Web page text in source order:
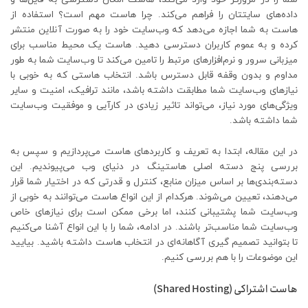
داده‌های سایتتان را فراهم می‌کند. چرا هاست مهم است؟ استفاده از
هاست به شما اجازه می‌دهد که وب‌سایت خود را به صورت آنلاین منتشر
کرده و به عموم کاربران دسترسی دهید. هاست یک محیط مناسب برای
میزبانی سرور و نرم‌افزارهای مرتبط را تامین می‌کند تا وب‌سایت شما به طور
مداوم و بدون وقفه قابل دسترس باشد. انتخاب هاستی که به خوبی با
نیازهای وب‌سایت شما مطابقت داشته باشد، مانند ترافیک، امنیت و سایر
ویژگی‌های مورد نیاز، می‌تواند تاثیر زیادی در کارآیی و موفقیت وب‌سایت
شما داشته باشد.
در این مقاله، ابتدا به تعریف و کاربردهای هاست می‌پردازیم و سپس به
بررسی پنج دسته اصلی هاستینگ در دنیای وب می‌پیوندیم. این
دسته‌بندی‌ها بر اساس میزان منابع، کنترل و قدرتی که در اختیار شما قرار
می‌دهند، تعیین می‌شوند. هرکدام از این انواع هاست می‌توانند به خوبی از
وب‌سایت شما پشتیبانی کنند، اما برخی ممکن است برای نیازهای خاص
وب‌سایت شما مناسب‌تر باشند. در ادامه، شما را با این انواع آشنا می‌کنیم
تا بتوانید تصمیم گیری آگاهانه‌ای در انتخاب هاست داشته باشید. بیایید
این موضوعات را با هم بررسی کنیم.
هاست اشتراکی (Shared Hosting)